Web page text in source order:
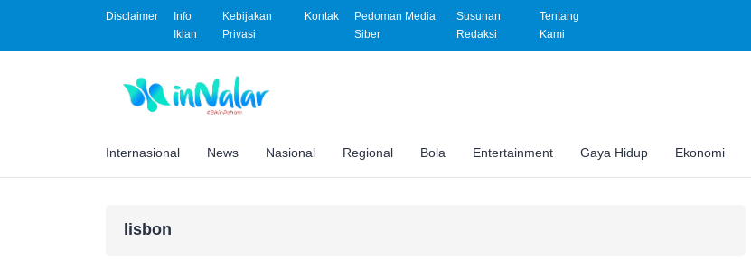
Disclaimer
Info
Iklan
Kebijakan
Privasi
Kontak
Pedoman Media
Siber
Susunan
Redaksi
Tentang
Kami
Internasional News Nasional Regional Bola Entertainment Gaya Hidup Ekonomi
lisbon